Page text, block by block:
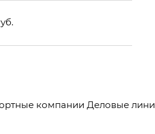
компании Деловые